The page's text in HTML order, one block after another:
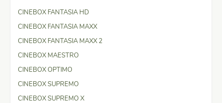
CINEBOX FANTASIA HD
CINEBOX FANTASIA MAXX
CINEBOX FANTASIA MAXX 2
CINEBOX MAESTRO
CINEBOX OPTIMO
CINEBOX SUPREMO
CINEBOX SUPREMO X